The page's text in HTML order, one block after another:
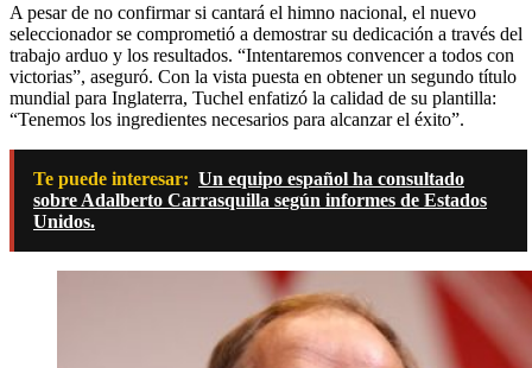
A pesar de no confirmar si cantará el himno nacional, el nuevo
seleccionador se comprometió a demostrar su dedicación a través del
trabajo arduo y los resultados. “Intentaremos convencer a todos con
victorias”, aseguró. Con la vista puesta en obtener un segundo título
mundial para Inglaterra, Tuchel enfatizó la calidad de su plantilla:
“Tenemos los ingredientes necesarios para alcanzar el éxito”.
Te puede interesar: Un equipo español ha consultado
sobre Adalberto Carrasquilla según informes de Estados
Unidos.